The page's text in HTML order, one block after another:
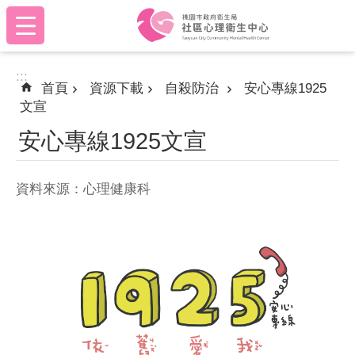
跳到主要內容區塊
:::
:::
首頁 資源下載 自殺防治
安心專線1925
文宣
安心專線1925文宣
資料來源：心理健康科